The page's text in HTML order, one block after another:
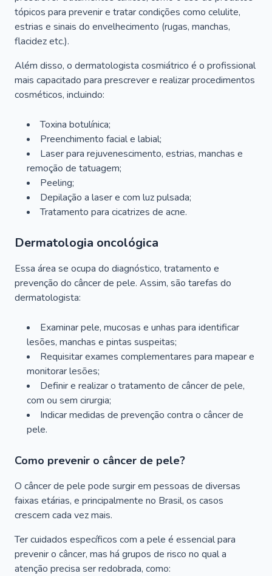
tópicos para prevenir e tratar condições como celulite,
estrias e sinais do envelhecimento (rugas, manchas,
flacidez etc.).
Além disso, o dermatologista cosmiátrico é o profissional
mais capacitado para prescrever e realizar procedimentos
cosméticos, incluindo:
Toxina botulínica;
Preenchimento facial e labial;
Laser para rejuvenescimento, estrias, manchas e
remoção de tatuagem;
Peeling;
Depilação a laser e com luz pulsada;
Tratamento para cicatrizes de acne.
Dermatologia oncológica
Essa área se ocupa do diagnóstico, tratamento e
prevenção do câncer de pele. Assim, são tarefas do
dermatologista:
Examinar pele, mucosas e unhas para identificar
lesões, manchas e pintas suspeitas;
Requisitar exames complementares para mapear e
monitorar lesões;
Definir e realizar o tratamento de câncer de pele,
com ou sem cirurgia;
Indicar medidas de prevenção contra o câncer de
pele.
Como prevenir o câncer de pele?
O câncer de pele pode surgir em pessoas de diversas
faixas etárias, e principalmente no Brasil, os casos
crescem cada vez mais.
Ter cuidados específicos com a pele é essencial para
prevenir o câncer, mas há grupos de risco no qual a
atenção precisa ser redobrada, como: